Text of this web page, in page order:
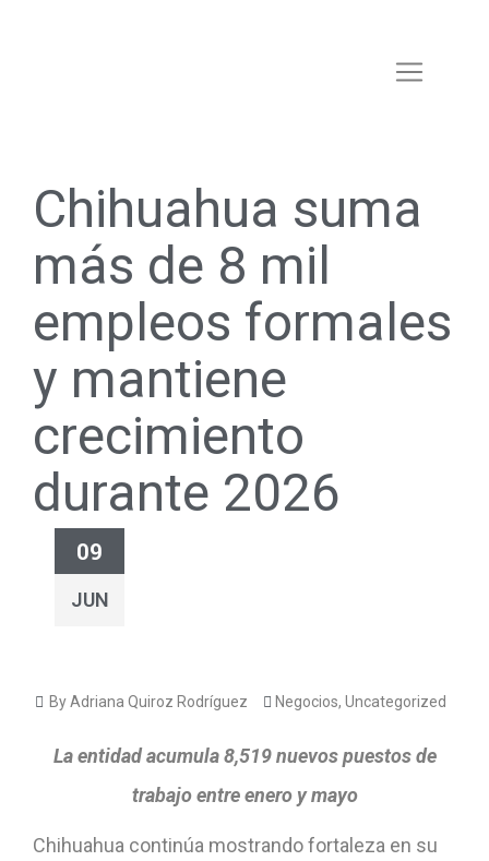
Chihuahua suma
más de 8 mil
empleos formales
y mantiene
crecimiento
durante 2026
09
JUN
By Adriana Quiroz Rodríguez Negocios, Uncategorized
La entidad acumula 8,519 nuevos puestos de
trabajo entre enero y mayo
Chihuahua continúa mostrando fortaleza en su